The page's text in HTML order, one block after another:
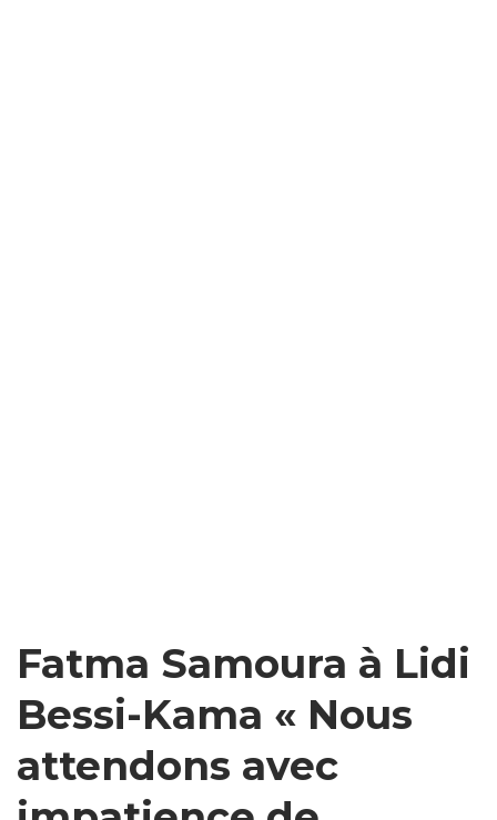
Fatma Samoura à Lidi
Bessi-Kama « Nous
attendons avec